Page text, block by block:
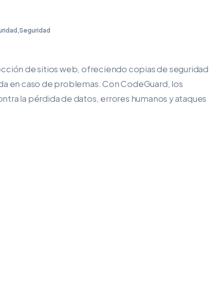
,Seguridad
de sitios web, ofreciendo copias de seguridad
en caso de problemas. Con CodeGuard, los
la pérdida de datos, errores humanos y ataques